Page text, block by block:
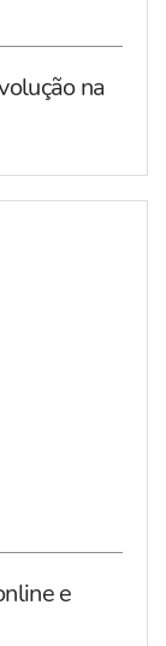
na
e